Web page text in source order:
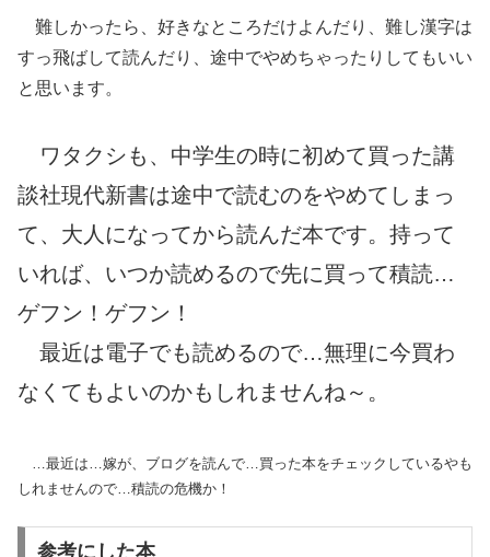
難しかったら、好きなところだけよんだり、難し漢字は
すっ飛ばして読んだり、途中でやめちゃったりしてもいい
と思います。
ワタクシも、中学生の時に初めて買った講
談社現代新書は途中で読むのをやめてしまっ
て、大人になってから読んだ本です。持って
いれば、いつか読めるので先に買って積読…
ゲフン！ゲフン！
最近は電子でも読めるので…無理に今買わ
なくてもよいのかもしれませんね～。
…最近は…嫁が、ブログを読んで…買った本をチェックしているやも
しれませんので…積読の危機か！
参考にした本